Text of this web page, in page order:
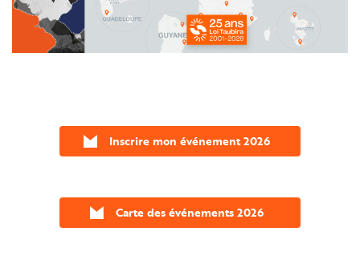
Inscrire mon événement 2026
Carte des événements 2026